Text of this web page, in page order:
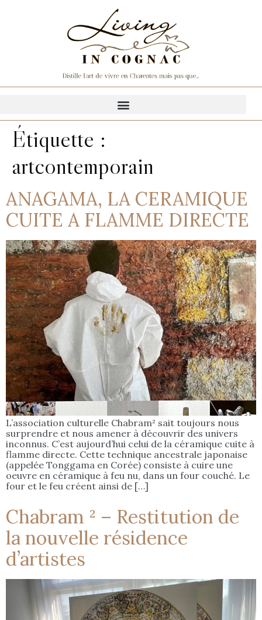
Étiquette :
artcontemporain
ANAGAMA, LA CERAMIQUE
CUITE A FLAMME DIRECTE
L’association culturelle Chabram² sait toujours nous
surprendre et nous amener à découvrir des univers
inconnus. C’est aujourd’hui celui de la céramique cuite à
flamme directe. Cette technique ancestrale japonaise
(appelée Tonggama en Corée) consiste à cuire une
oeuvre en céramique à feu nu, dans un four couché. Le
four et le feu créent ainsi de […]
Chabram ² – Restitution de
la nouvelle résidence
d’artistes